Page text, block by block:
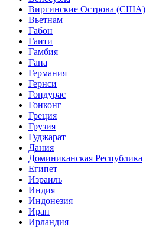
Виргинские Острова (США)
Вьетнам
Габон
Гаити
Гамбия
Гана
Германия
Гернси
Гондурас
Гонконг
Греция
Грузия
Гуджарат
Дания
Доминиканская Республика
Египет
Израиль
Индия
Индонезия
Иран
Ирландия